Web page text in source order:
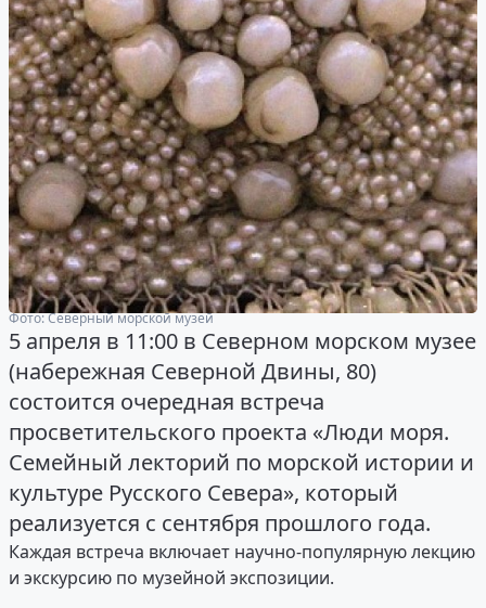
Фото: Северный морской музей
5 апреля в 11:00 в Северном морском музее
(набережная Северной Двины, 80)
состоится очередная встреча
просветительского проекта «Люди моря.
Семейный лекторий по морской истории и
культуре Русского Севера», который
реализуется с сентября прошлого года.
Каждая встреча включает научно-популярную лекцию
и экскурсию по музейной экспозиции.